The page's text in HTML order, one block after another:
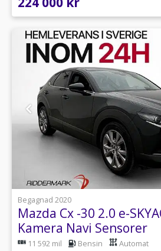
1
Begagnad 2020
Mazda Cx -30 2.0 e-
Kamera Navi Sensorer
11 592 mil Bensin Automat